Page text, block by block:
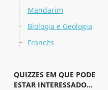
Mandarim
Biologia e Geologia
Francês
QUIZZES EM QUE PODE
ESTAR INTERESSADO...